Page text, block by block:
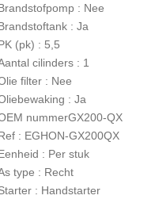
: Nee
: Ja
(pk) : 5,5
cilinders : 1
filter : Nee
: Ja
nummerGX200-QX
: EGHON-GX200QX
: Per stuk
type : Recht
: Handstarter